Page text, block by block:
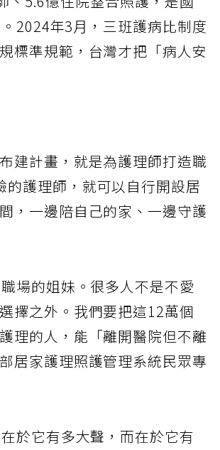
、5.6億住院整合照護，是國
2024年3月，三班護病比制度
標準規範，台灣才把「病人安
建計畫，就是為護理師打造職
護理師，就可以自行開設居
，一邊陪自己的家、一邊守護
場的姐妹。很多人不是不愛
擇之外。我們要把這12萬個
理的人，能「離開醫院但不離
居家護理照護管理系統民眾專